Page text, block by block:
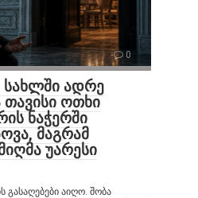
0
სახლში ადრე
ოთხი
ნაჭერში
მაგრამ
უარესი
გასაღებები აიღო. შობა